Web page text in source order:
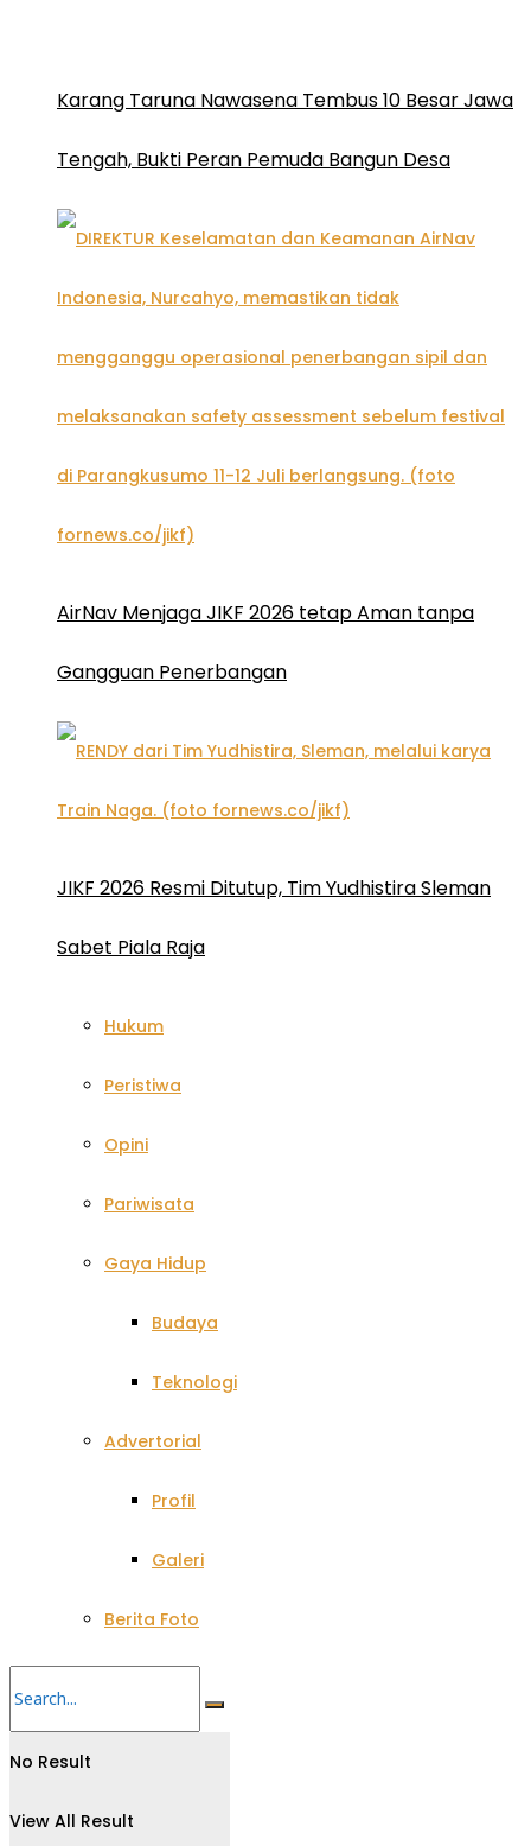
Karang Taruna Nawasena Tembus 10 Besar Jawa
Tengah, Bukti Peran Pemuda Bangun Desa
AirNav Menjaga JIKF 2026 tetap Aman tanpa
Gangguan Penerbangan
JIKF 2026 Resmi Ditutup, Tim Yudhistira Sleman
Sabet Piala Raja
Hukum
Peristiwa
Opini
Pariwisata
Gaya Hidup
Budaya
Teknologi
Advertorial
Profil
Galeri
Berita Foto
No Result
View All Result